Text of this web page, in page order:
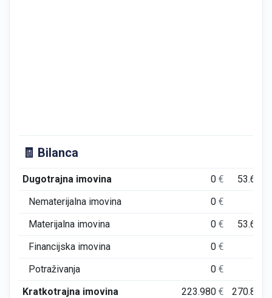
🧾 Bilanca
Dugotrajna imovina 0€ 53.633
Nematerijalna imovina
0€
Materijalna imovina
0€ 53.633
Financijska imovina
0€
Potraživanja
0€
Kratkotrajna imovina
223.980€ 270.800